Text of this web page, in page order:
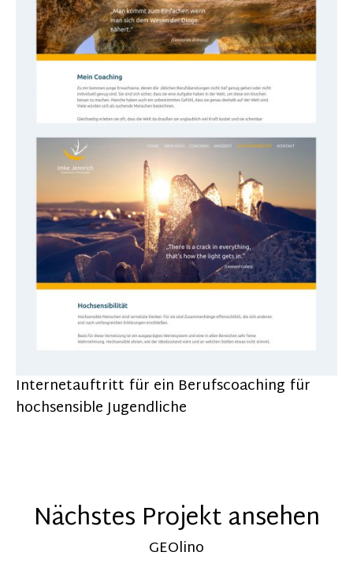
Internetauftritt für ein Berufscoaching für
hochsensible Jugendliche
Nächstes Projekt ansehen
GEOlino